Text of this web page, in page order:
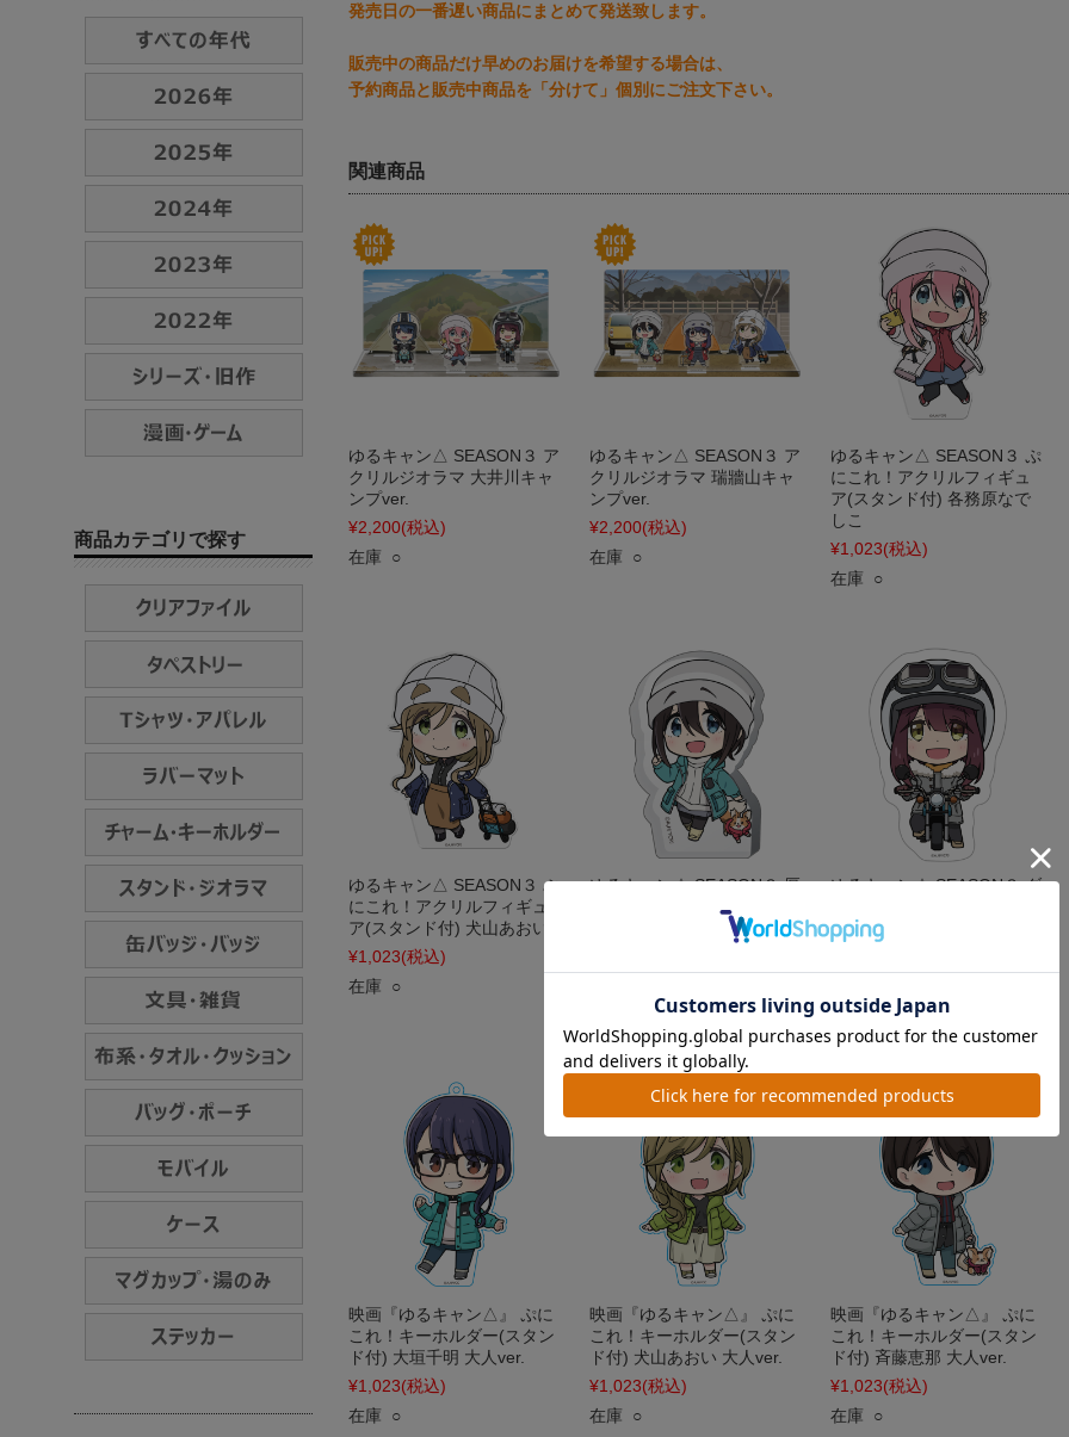
発売日の一番遅い商品にまとめて発送致します。
販売中の商品だけ早めのお届けを希望する場合は、
予約商品と販売中商品を「分けて」個別にご注文下さい。
関連商品
ゆるキャン△ SEASON３ ア
クリルジオラマ 大井川キャ
ンプver.
¥2,200(税込)
在庫 ○
ゆるキャン△ SEASON３ ア
クリルジオラマ 瑞牆山キャ
ンプver.
¥2,200(税込)
在庫 ○
ゆるキャン△ SEASON３ ぷ
にこれ！アクリルフィギュ
ア(スタンド付) 各務原なで
しこ
¥1,023(税込)
在庫 ○
ゆるキャン△ SEASON３ ぷ
にこれ！アクリルフィギュ
ア(スタンド付) 犬山あおい
¥1,023(税込)
在庫 ○
ゆるキャン△ SEASON３ 厚
みアクリルスタンド 斉藤恵
ゆるキャン△ SEASON３ ダ
乃
映画『ゆるキャン△』 ぷに
これ！キーホルダー(スタン
ド付) 大垣千明 大人ver.
¥1,023(税込)
在庫 ○
映画『ゆるキャン△』 ぷに
これ！キーホルダー(スタン
ド付) 犬山あおい 大人ver.
¥1,023(税込)
在庫 ○
映画『ゆるキャン△』 ぷに
これ！キーホルダー(スタン
ド付) 斉藤恵那 大人ver.
¥1,023(税込)
在庫 ○
商品カテゴリで探す